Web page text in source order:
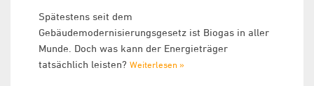
Spätestens seit dem
Gebäudemodernisierungsgesetz ist Biogas in aller
Munde. Doch was kann der Energieträger
tatsächlich leisten? Weiterlesen »